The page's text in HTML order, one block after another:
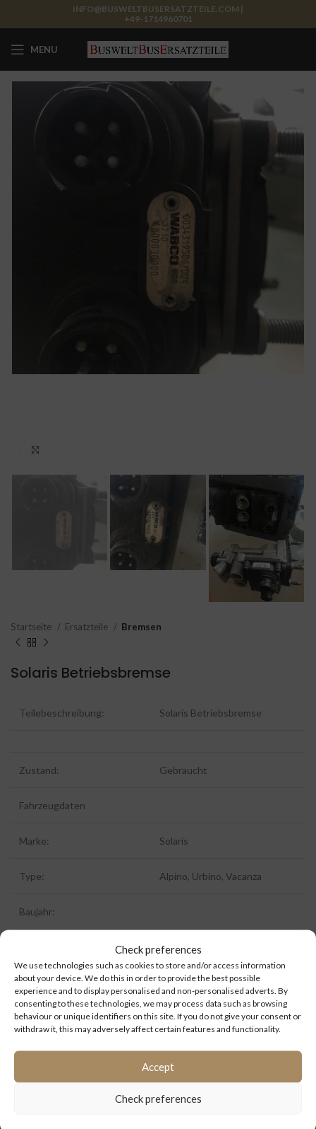
Check preferences
We use technologies such as cookies to store and/or access information
about your device. We do this in order to provide the best possible
experience and to display personalised and non-personalised adverts. By
consenting to these technologies, we may process data such as browsing
behaviour or unique identifiers on this site. If you do not give your consent or
withdraw it, this may adversely affect certain features and functionality.
Accept
Check preferences
INFO@BUSWELTBUSERSATZTEILE.COM |
+49-1714960701
MENU
Startseite Ersatzteile Bremsen
Solaris Betriebsbremse
Teilebeschreibung: Solaris Betriebsbremse
Zustand: Gebraucht
Fahrzeugdaten
Marke: Solaris
Type: Alpino, Urbino, Vacanza
Baujahr:
ID: